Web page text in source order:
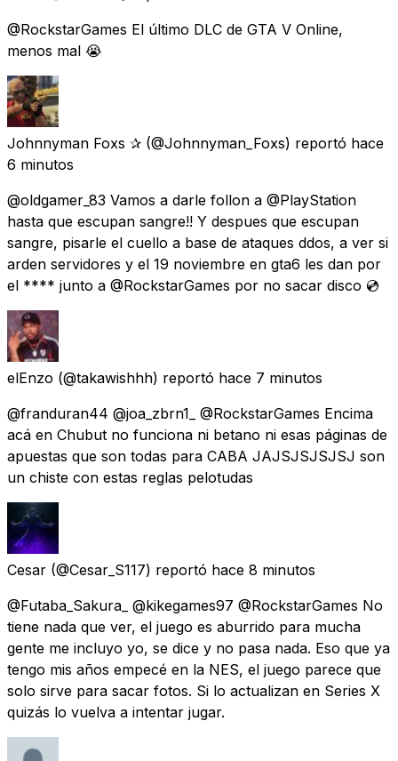
@RockstarGames El último DLC de GTA V Online,
menos mal 😭
Johnnyman Foxs ✰ (@Johnnyman_Foxs) reportó hace
6 minutos
@oldgamer_83 Vamos a darle follon a @PlayStation
hasta que escupan sangre!! Y despues que escupan
sangre, pisarle el cuello a base de ataques ddos, a ver si
arden servidores y el 19 noviembre en gta6 les dan por
el **** junto a @RockstarGames por no sacar disco 💿
elEnzo (@takawishhh) reportó hace 7 minutos
@franduran44 @joa_zbrn1_ @RockstarGames Encima
acá en Chubut no funciona ni betano ni esas páginas de
apuestas que son todas para CABA JAJSJSJSJSJ son
un chiste con estas reglas pelotudas
Cesar (@Cesar_S117) reportó hace 8 minutos
@Futaba_Sakura_ @kikegames97 @RockstarGames No
tiene nada que ver, el juego es aburrido para mucha
gente me incluyo yo, se dice y no pasa nada. Eso que ya
tengo mis años empecé en la NES, el juego parece que
solo sirve para sacar fotos. Si lo actualizan en Series X
quizás lo vuelva a intentar jugar.